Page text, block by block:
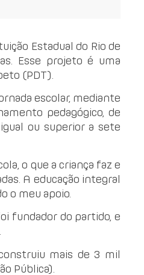
Estadual do Rio de
Esse projeto é uma
(PDT).
escolar, mediante
pedagógico, de
ou superior a sete
o que a criança faz e
A educação integral
o meu apoio.
fundador do partido, e
mais de 3 mil
Pública).